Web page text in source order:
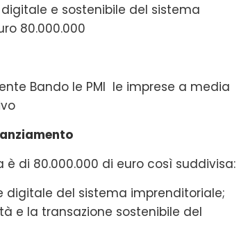
e sostenibile del sistema
80.000.000
Bando le PMI le imprese a media
di 80.000.000 di euro così suddivisa:
digitale del sistema imprenditoriale;
e la transazione sostenibile del